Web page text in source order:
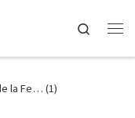
Search
la Fe… (1)